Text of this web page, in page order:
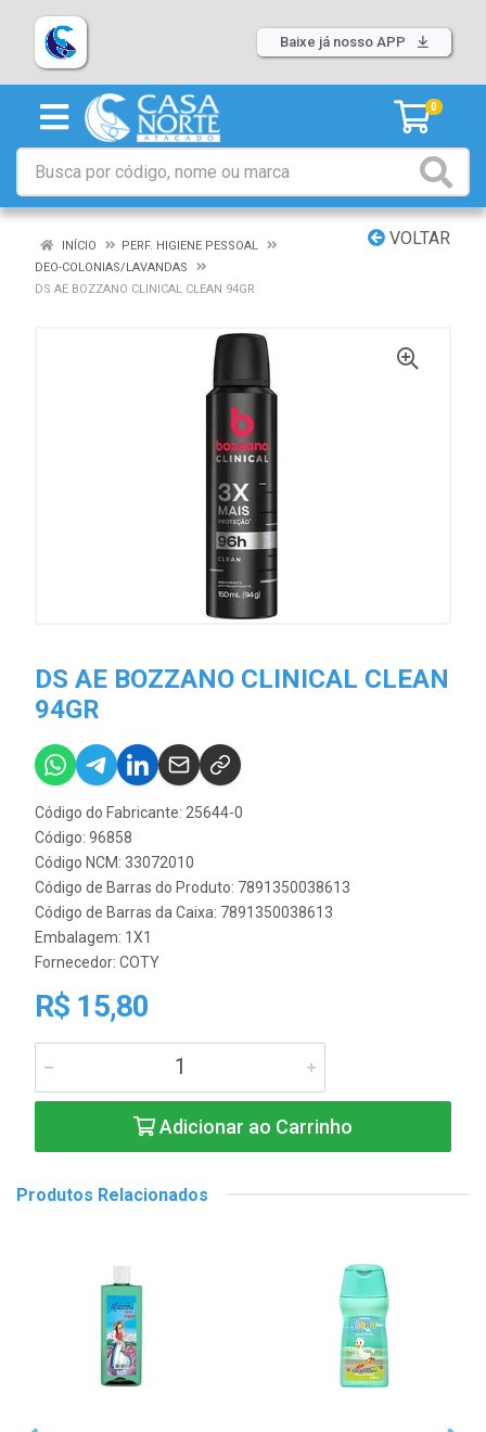
Baixe já nosso APP
0
VOLTAR
INÍCIO
PERF. HIGIENE PESSOAL
DEO-COLONIAS/LAVANDAS
DS AE BOZZANO CLINICAL CLEAN 94GR
DS AE BOZZANO CLINICAL CLEAN
94GR
Código do Fabricante: 25644-0
Código: 96858
Código NCM: 33072010
Código de Barras do Produto: 7891350038613
Código de Barras da Caixa: 7891350038613
Embalagem: 1X1
Fornecedor: COTY
R$ 15,80
Adicionar ao Carrinho
Produtos Relacionados